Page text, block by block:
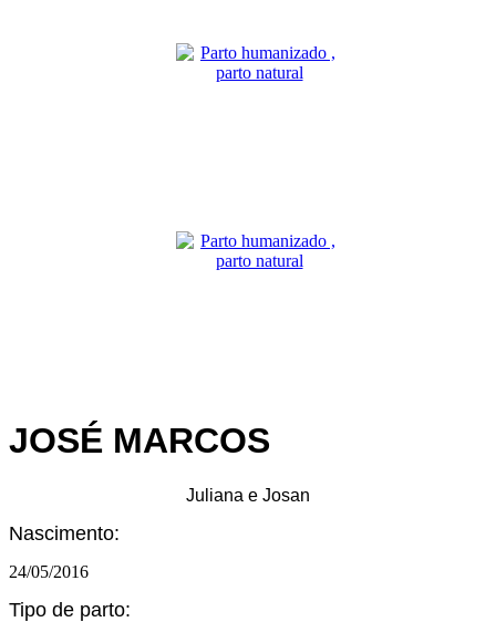
JOSÉ MARCOS
Juliana e Josan
Nascimento:
24/05/2016
Tipo de parto: